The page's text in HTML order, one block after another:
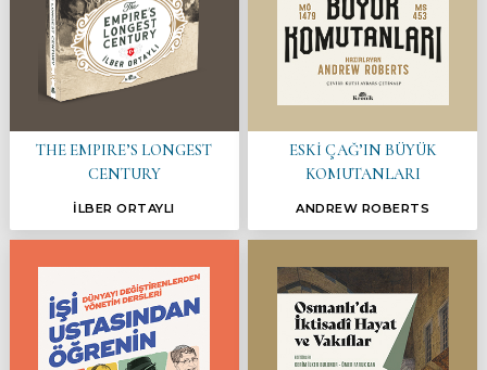
THE EMPIRE’S LONGEST
CENTURY
İLBER ORTAYLI
ESKİ ÇAĞ’IN BÜYÜK
KOMUTANLARI
ANDREW ROBERTS